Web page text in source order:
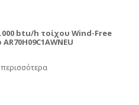
btu/h τοίχου Wind-Free